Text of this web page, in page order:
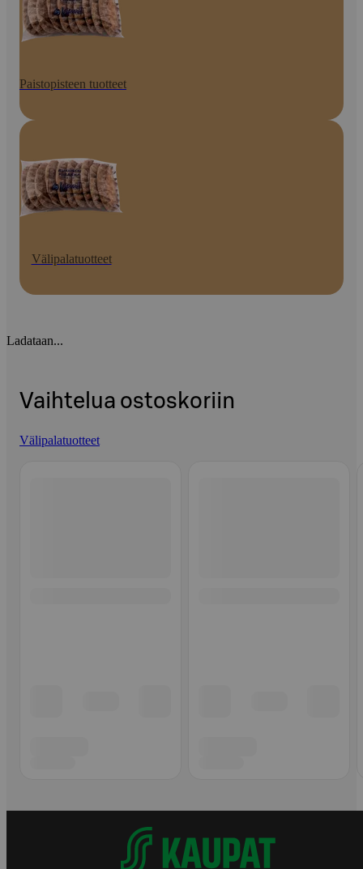
Paistopisteen tuotteet
Välipalatuotteet
Ladataan...
Vaihtelua ostoskoriin
Välipalatuotteet